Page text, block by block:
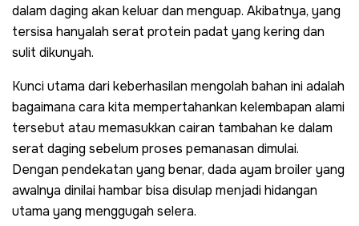
dalam daging akan keluar dan menguap. Akibatnya, yang
tersisa hanyalah serat protein padat yang kering dan
sulit dikunyah.
Kunci utama dari keberhasilan mengolah bahan ini adalah
bagaimana cara kita mempertahankan kelembapan alami
tersebut atau memasukkan cairan tambahan ke dalam
serat daging sebelum proses pemanasan dimulai.
Dengan pendekatan yang benar, dada ayam broiler yang
awalnya dinilai hambar bisa disulap menjadi hidangan
utama yang menggugah selera.